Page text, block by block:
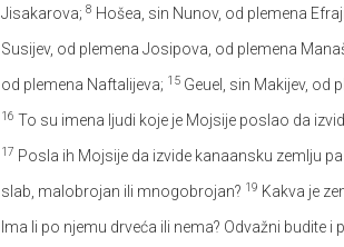
Jisakarova; 8 Hošea, sin Nunov, od plemena
Susijev, od plemena Josipova, od plemena
od plemena Naftalijeva; 15 Geuel, sin Makijev, od
16 To su imena ljudi koje je Mojsije poslao da
17 Posla ih Mojsije da izvide kanaansku zemlju
slab, malobrojan ili mnogobrojan? 19 Kakva je
Ima li po njemu drveća ili nema? Odvažni budite i